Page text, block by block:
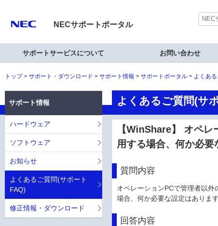
NECサポートポータル
サポートサービスについて お問い合わせ
トップ サポート・ダウンロード サポート情報 サポートポータル よくあ
よくあるご質問(サ
【WinShare】 オペ
用する場合、何か必
質問内容
オペレーションPCで管理者以
場合、何か必要な設定はありま
回答内容
サポート情報
ハードウェア
ソフトウェア
お知らせ
よくあるご質問(サポート
FAQ)
修正情報・ダウンロード